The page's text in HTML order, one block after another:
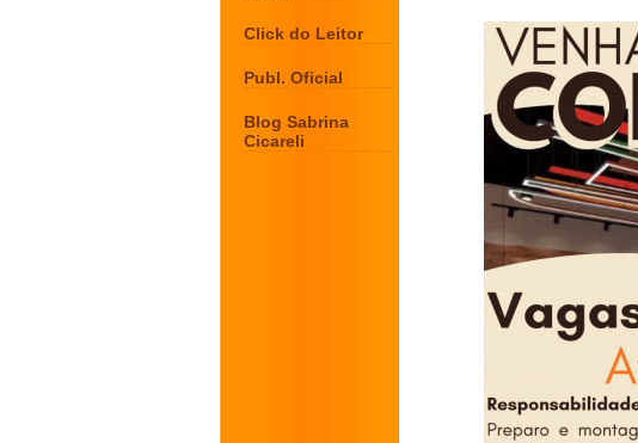
Click do Leitor
Publ. Oficial
Blog Sabrina
Cicareli